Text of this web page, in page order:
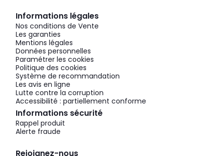
Informations légales
Nos conditions de Vente
Les garanties
Mentions légales
Données personnelles
Paramétrer les cookies
Politique des cookies
Système de recommandation
Les avis en ligne
Lutte contre la corruption
Accessibilité : partiellement conforme
Informations sécurité
Rappel produit
Alerte fraude
Rejoignez-nous